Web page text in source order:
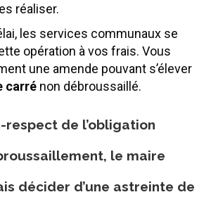
réaliser.
les services communaux se
opération à vos frais. Vous
une amende pouvant s’élever
carré non débroussaillé.
respect de l’obligation
le maire
décider d’une astreinte de